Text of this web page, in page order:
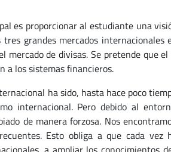
es proporcionar al estudiante una
grandes mercados
mercado de divisas. Se pretende que
a los sistemas financieros.
ha sido, hasta hace poco
internacional. Pero debido al
de manera forzosa. Nos
Esto obliga a que cada